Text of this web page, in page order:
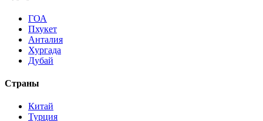
ГОА
Пхукет
Анталия
Хургада
Дубай
Страны
Китай
Турция